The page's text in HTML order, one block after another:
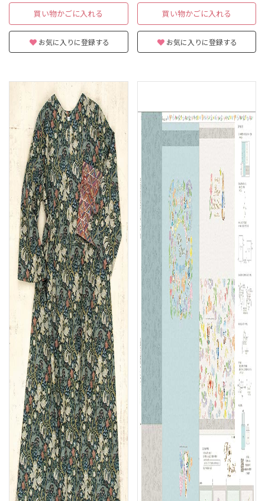
買い物かごに入れる
お気に入りに登録する
買い物かごに入れる
お気に入りに登録する